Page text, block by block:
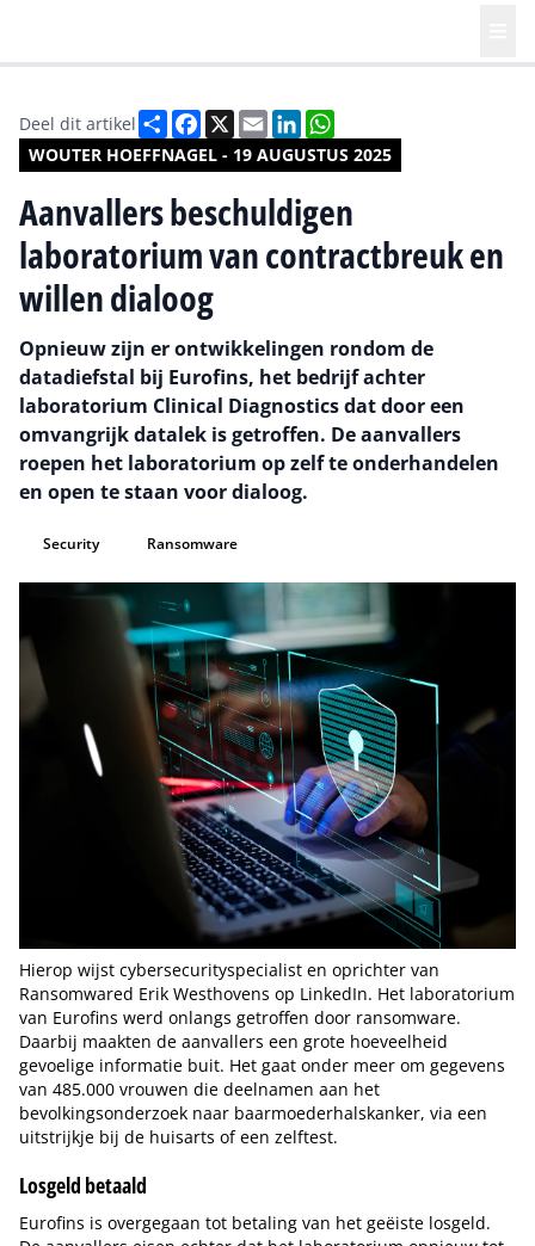
WOUTER HOEFFNAGEL - 19 AUGUSTUS 2025
Deel dit artikel DeelFacebook
X EmailLinkedIn
Aanvallers beschuldigen
laboratorium van contractbreuk en
willen dialoog
Opnieuw zijn er ontwikkelingen rondom de
datadiefstal bij Eurofins, het bedrijf achter
laboratorium Clinical Diagnostics dat door een
omvangrijk datalek is getroffen. De aanvallers
roepen het laboratorium op zelf te onderhandelen
en open te staan voor dialoog.
Security Ransomware
Hierop wijst cybersecurityspecialist en oprichter van
Ransomwared Erik Westhovens op LinkedIn. Het laboratorium
van Eurofins werd onlangs getroffen door ransomware.
Daarbij maakten de aanvallers een grote hoeveelheid
gevoelige informatie buit. Het gaat onder meer om gegevens
van 485.000 vrouwen die deelnamen aan het
bevolkingsonderzoek naar baarmoederhalskanker, via een
uitstrijkje bij de huisarts of een zelftest.
Losgeld betaald
Eurofins is overgegaan tot betaling van het geëiste losgeld.